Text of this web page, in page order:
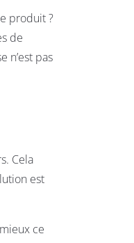
produit ?
de
n’est pas
Cela
est
ce